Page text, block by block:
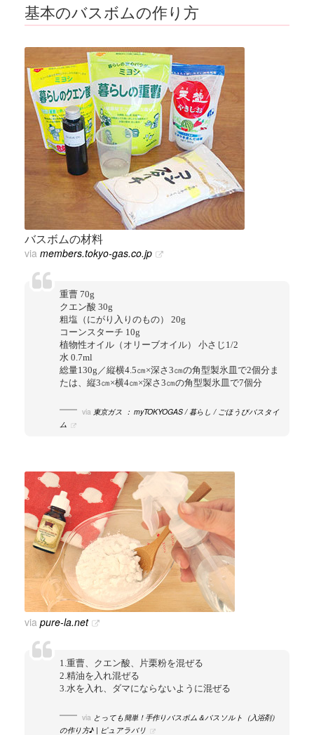
基本のバスボムの作り方
バスボムの材料
via members.tokyo-gas.co.jp
重曹 70g
クエン酸 30g
粗塩（にがり入りのもの） 20g
コーンスターチ 10g
植物性オイル（オリーブオイル） 小さじ1/2
水 0.7ml
総量130g／縦横4.5㎝×深さ3㎝の角型製氷皿で2個分ま
たは、縦3㎝×横4㎝×深さ3㎝の角型製氷皿で7個分
via 東京ガス ： myTOKYOGAS / 暮らし / ごほうびバスタイ
ム
via pure-la.net
1.重曹、クエン酸、片栗粉を混ぜる
2.精油を入れ混ぜる
3.水を入れ、ダマにならないように混ぜる
via とっても簡単！手作りバスボム＆バスソルト（入浴剤）
の作り方♪ | ピュアラバリ